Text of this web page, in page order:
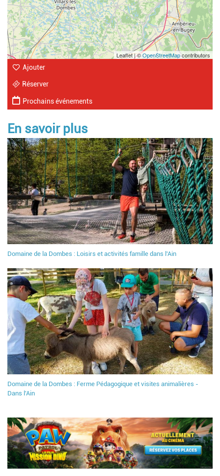
Leaflet | ©OpenStreetMapcontributors
Ajouter
Réserver
Prochains événements
En savoir plus
Domaine de la Dombes : Loisirs et activités famille dans l'Ain
Domaine de la Dombes : Ferme Pédagogique et visites animalières -
Dans l'Ain